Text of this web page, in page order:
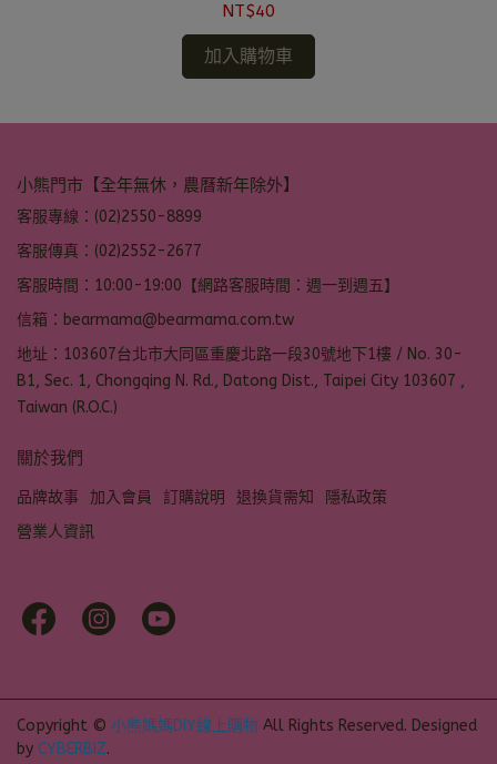
NT$40
加入購物車
小熊門市【全年無休，農曆新年除外】
客服專線：(02)2550-8899
客服傳真：(02)2552-2677
客服時間：10:00-19:00【網路客服時間：週一到週五】
信箱：bearmama@bearmama.com.tw
地址：103607台北市大同區重慶北路一段30號地下1樓 / No. 30-
B1, Sec. 1, Chongqing N. Rd., Datong Dist., Taipei City 103607 ,
Taiwan (R.O.C.)
關於我們
品牌故事 加入會員 訂購說明 退換貨需知
隱私政策
營業人資訊
Copyright © 小熊媽媽DIY線上購物 All Rights Reserved. Designed
by CYBERBIZ.